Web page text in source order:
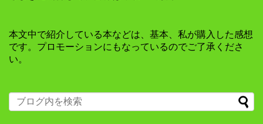
本文中で紹介している本などは、基本、私が購入した感想
です。プロモーションにもなっているのでご了承くださ
い。